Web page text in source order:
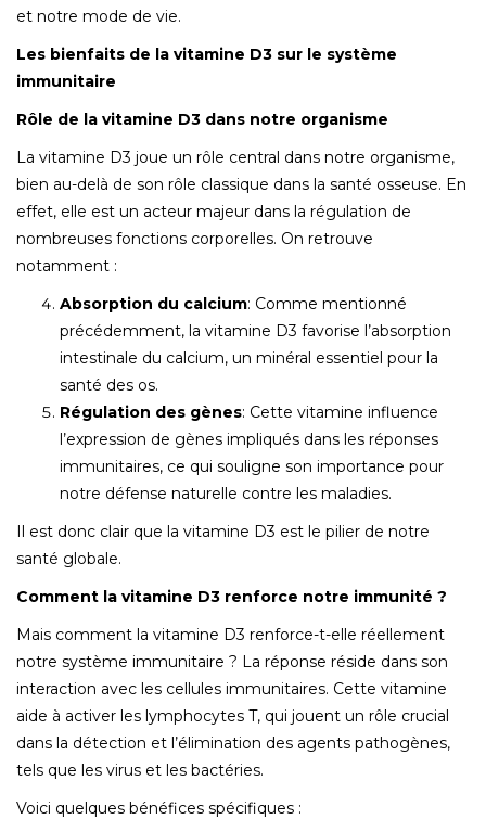
et notre mode de vie.
Les bienfaits de la vitamine D3 sur le système
immunitaire
Rôle de la vitamine D3 dans notre organisme
La vitamine D3 joue un rôle central dans notre organisme,
bien au-delà de son rôle classique dans la santé osseuse. En
effet, elle est un acteur majeur dans la régulation de
nombreuses fonctions corporelles. On retrouve
notamment :
Absorption du calcium: Comme mentionné
précédemment, la vitamine D3 favorise l’absorption
intestinale du calcium, un minéral essentiel pour la
santé des os.
Régulation des gènes: Cette vitamine influence
l’expression de gènes impliqués dans les réponses
immunitaires, ce qui souligne son importance pour
notre défense naturelle contre les maladies.
Il est donc clair que la vitamine D3 est le pilier de notre
santé globale.
Comment la vitamine D3 renforce notre immunité ?
Mais comment la vitamine D3 renforce-t-elle réellement
notre système immunitaire ? La réponse réside dans son
interaction avec les cellules immunitaires. Cette vitamine
aide à activer les lymphocytes T, qui jouent un rôle crucial
dans la détection et l’élimination des agents pathogènes,
tels que les virus et les bactéries.
Voici quelques bénéfices spécifiques :